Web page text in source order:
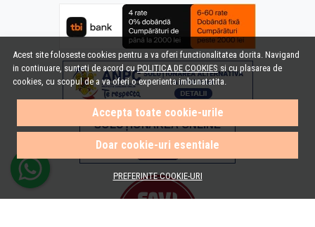
Acest site foloseste cookies pentru a va oferi functionalitatea dorita. Navigand
in continuare, sunteti de acord cuPOLITICA DE COOKIES si cu plasarea de
cookies, cu scopul de a va oferi o experienta imbunatatita.
Accepta toate cookie-urile
Doar cookie-uri esentiale
PREFERINTE COOKIE-URI